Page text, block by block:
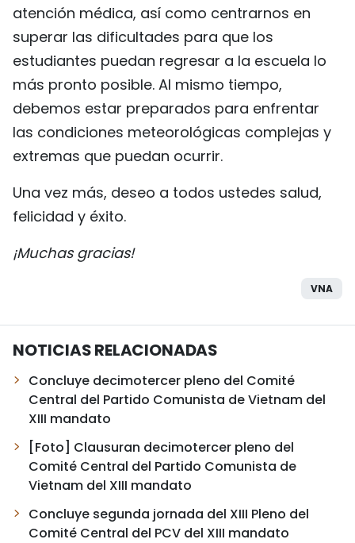
atención médica, así como centrarnos en
superar las dificultades para que los
estudiantes puedan regresar a la escuela lo
más pronto posible. Al mismo tiempo,
debemos estar preparados para enfrentar
las condiciones meteorológicas complejas y
extremas que puedan ocurrir.
Una vez más, deseo a todos ustedes salud,
felicidad y éxito.
¡Muchas gracias!
VNA
NOTICIAS RELACIONADAS
Concluye decimotercer pleno del Comité
Central del Partido Comunista de Vietnam del
XIII mandato
[Foto] Clausuran decimotercer pleno del
Comité Central del Partido Comunista de
Vietnam del XIII mandato
Concluye segunda jornada del XIII Pleno del
Comité Central del PCV del XIII mandato